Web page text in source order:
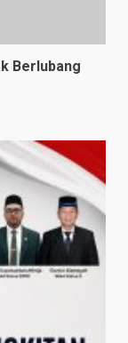
Berlubang